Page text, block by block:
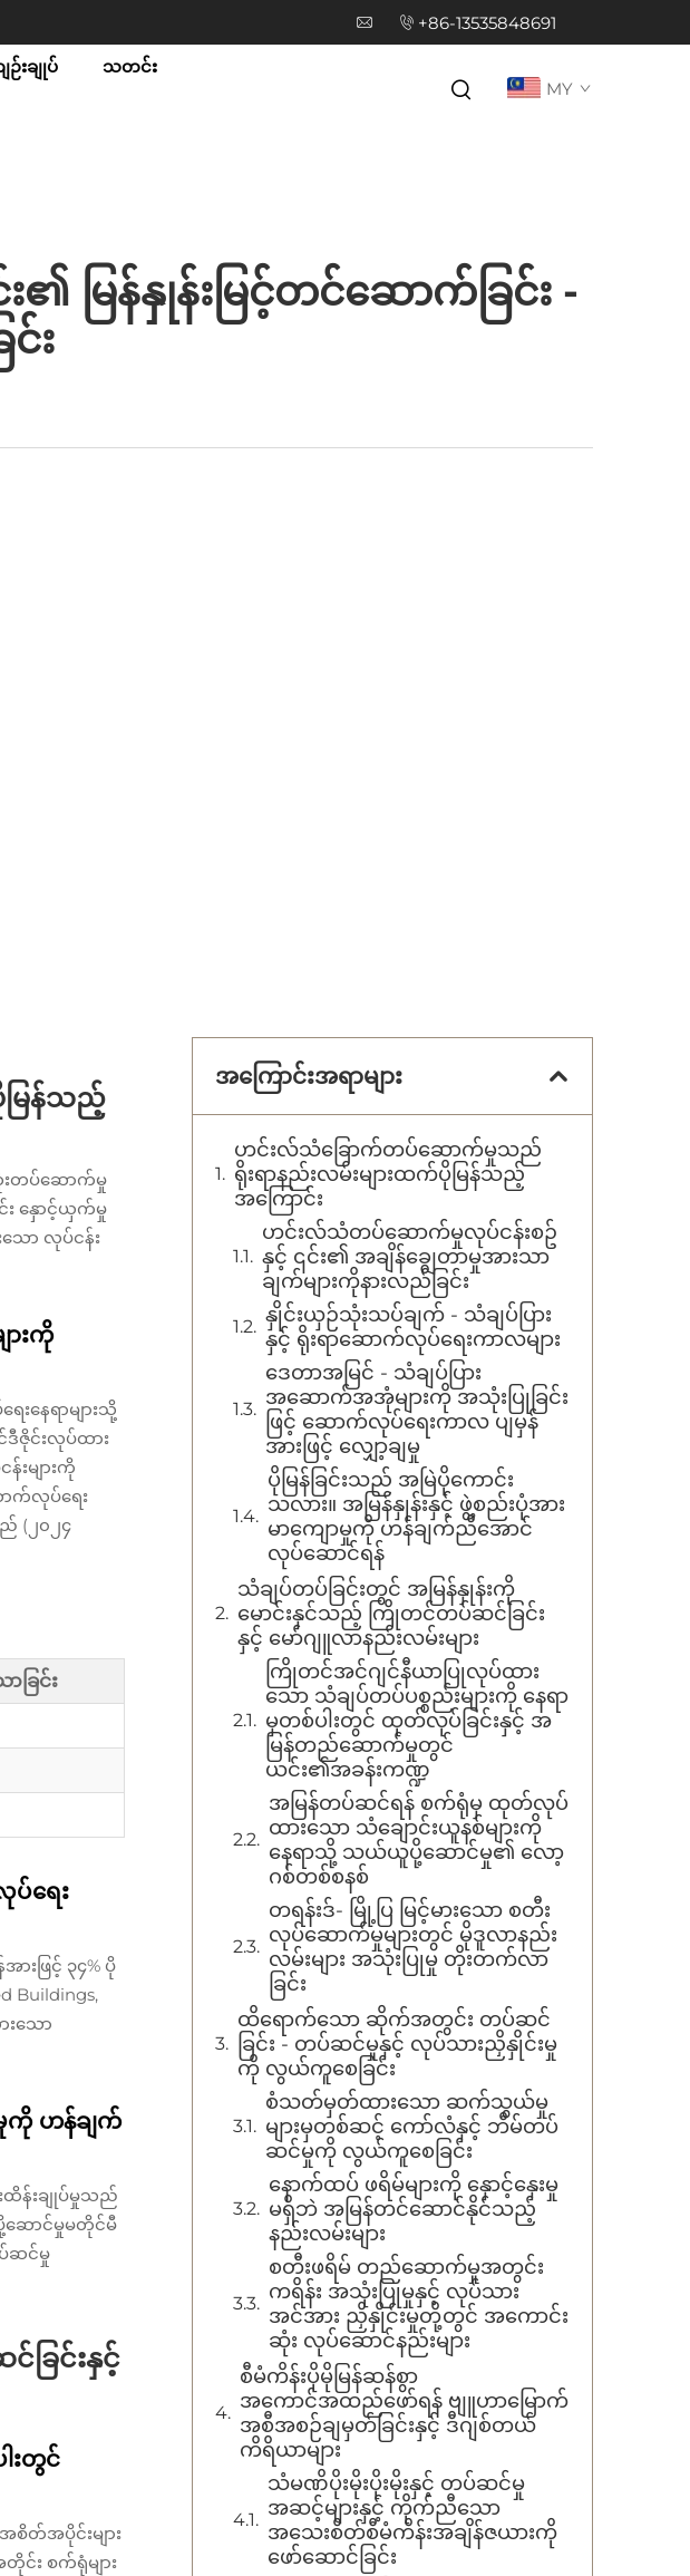
+86-13535848691
းချုပ် သတင်း
MY
ြန်နှုန်းမြင့်တင်ဆောက်ခြင်း -
င်း
ြန်သည့်
တပ်ဆောက်မှု
း နှောင့်ယှက်မှု
ော လုပ်ငန်း
ားကို
ေရာများသို့
ဇိုင်းလုပ်ထား
းများကို
က်လုပ်ရေး
(၂၀၂၄
ခြင်း
ပ်ရေး
ဖြင့် ၃၄% ပို
သော
မှုကို ဟန်ချက်
ထိန်းချုပ်မှုသည်
ဆောင်မှုမတိုင်မီ
ဆင်မှု
ခြင်းနှင့်
းတွင်
တ်အပိုင်းများ
င်း စက်ရုံများ
အကြောင်းအရာများ
ဟင်းလ်သံခြောက်တပ်ဆောက်မှုသည်
ရိုးရာနည်းလမ်းများထက်ပိုမြန်သည့်
အကြောင်း
ဟင်းလ်သံတပ်ဆောက်မှုလုပ်ငန်းစဥ်
နှင့် ၎င်း၏ အချိန်ချွေတာမှုအားသာ
ချက်များကိုနားလည်ခြင်း
နှိုင်းယှဉ်သုံးသပ်ချက် - သံချပ်ပြား
နှင့် ရိုးရာဆောက်လုပ်ရေးကာလများ
ဒေတာအမြင် - သံချပ်ပြား
အဆောက်အအုံများကို အသုံးပြုခြင်း
ဖြင့် ဆောက်လုပ်ရေးကာလ ပျမှန်
အားဖြင့် လျှော့ချမှု
ပိုမြန်ခြင်းသည် အမြဲပိုကောင်း
သလား။ အမြန်နှုန်းနှင့် ဖွဲ့စည်းပုံအား
မာကျောမှုကို ဟန်ချက်ညီအောင်
လုပ်ဆောင်ရန်
သံချပ်တပ်ခြင်းတွင် အမြန်နှုန်းကို
မောင်းနှင်သည့် ကြိုတင်တပ်ဆင်ခြင်း
နှင့် မော်ဂျူလာနည်းလမ်းများ
ကြိုတင်အင်ဂျင်နီယာပြုလုပ်ထား
သော သံချပ်တပ်ပစ္စည်းများကို နေရာ
မှတစ်ပါးတွင် ထုတ်လုပ်ခြင်းနှင့် အ
မြန်တည်ဆောက်မှုတွင်
ယင်း၏အခန်းကဏ္ဍ
အမြန်တပ်ဆင်ရန် စက်ရုံမှ ထုတ်လုပ်
ထားသော သံချောင်းယူနစ်များကို
နေရာသို့ သယ်ယူပို့ဆောင်မှု၏ လော့
ဂစ်တစ်စနစ်
တရန်းဒ်- မြို့ပြ မြင့်မားသော စတီး
လုပ်ဆောက်မှုများတွင် မိုဒူလာနည်း
လမ်းများ အသုံးပြုမှု တိုးတက်လာ
ခြင်း
ထိရောက်သော ဆိုက်အတွင်း တပ်ဆင်
ခြင်း - တပ်ဆင်မှုနှင့် လုပ်သားညှိနှိုင်းမှု
ကို လွယ်ကူစေခြင်း
စံသတ်မှတ်ထားသော ဆက်သွယ်မှု
များမှတစ်ဆင့် ကော်လံနှင့် ဘီမ်တပ်
ဆင်မှုကို လွယ်ကူစေခြင်း
နောက်ထပ် ဖရိမ်များကို နှောင့်နှေးမှု
မရှိဘဲ အမြန်တင်ဆောင်နိုင်သည့်
နည်းလမ်းများ
စတီးဖရိမ် တည်ဆောက်မှုအတွင်း
ကရိန်း အသုံးပြုမှုနှင့် လုပ်သား
အင်အား ညှိနှိုင်းမှုတို့တွင် အကောင်း
ဆုံး လုပ်ဆောင်နည်းများ
စီမံကိန်းပိုမိုမြန်ဆန်စွာ
အကောင်အထည်ဖော်ရန် ဗျူဟာမြောက်
အစီအစဉ်ချမှတ်ခြင်းနှင့် ဒီဂျစ်တယ်
ကိရိယာများ
သံမဏိပိုးမိုးပိုးမိုးနှင့် တပ်ဆင်မှု
အဆင့်များနှင့် ကိုက်ညီသော
အသေးစိတ်စီမံကိန်းအချိန်ဇယားကို
ဖော်ဆောင်ခြင်း